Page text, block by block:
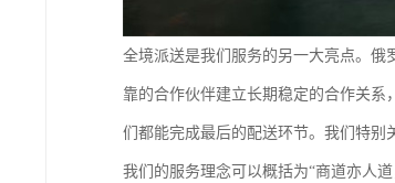
全境派送是我们服务的另一大亮点。俄
靠的合作伙伴建立长期稳定的合作关
们都能完成最后的配送环节。我们特别
我们的服务理念可以概括为“商道亦人